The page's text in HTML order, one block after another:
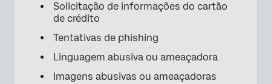
Solicitação de informações do cartão
de crédito
Tentativas de phishing
Linguagem abusiva ou ameaçadora
Imagens abusivas ou ameaçadoras